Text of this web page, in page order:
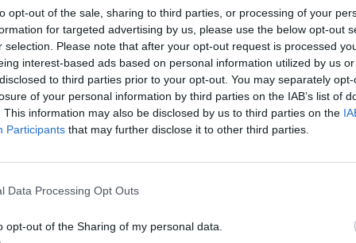
opt-out of the sale, sharing to third parties, or processing of your
for targeted advertising by us, please use the below opt-out
selection. Please note that after your opt-out request is processed
interest-based ads based on personal information utilized by us
to third parties prior to your opt-out. You may separately
of your personal information by third parties on the IAB’s list of
This information may also be disclosed by us to third parties on the
Participants that may further disclose it to other third parties.
Data Processing Opt Outs
opt-out of the Sharing of my personal data.
άλλων- η εξαίρεση του μεριδίου
από τον καταλογισμό των
και η κατάργηση του συστήματος «80-
πρόσθετης έκπτωσης (έως 3% επί της
εταιρειών για τα ΦΥΚ και τα φάρμακα
(cluster & cluster ATC4)
αποζημιούμενων φαρμάκων
ετησίως δαπάνη μεγαλύτερη των 20 εκατ.
Πώς